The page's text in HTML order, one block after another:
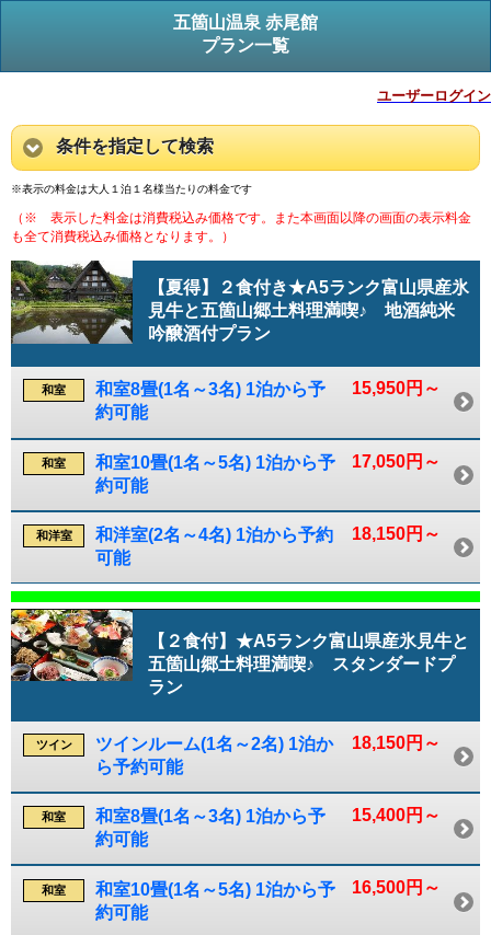
五箇山温泉 赤尾館
プラン一覧
ユーザーログイン
条件を指定して検索
※表示の料金は大人１泊１名様当たりの料金です
（※ 表示した料金は消費税込み価格です。また本画面以降の画面の表示料金
も全て消費税込み価格となります。）
【夏得】２食付き★A5ランク富山県産氷
見牛と五箇山郷土料理満喫♪ 地酒純米
吟醸酒付プラン
15,950円～
和室
和室8畳(1名～3名) 1泊から予
約可能
17,050円～
和室
和室10畳(1名～5名) 1泊から予
約可能
18,150円～
和洋室
和洋室(2名～4名) 1泊から予約
可能
【２食付】★A5ランク富山県産氷見牛と
五箇山郷土料理満喫♪ スタンダードプ
ラン
18,150円～
ツイン
ツインルーム(1名～2名) 1泊か
ら予約可能
15,400円～
和室
和室8畳(1名～3名) 1泊から予
約可能
16,500円～
和室
和室10畳(1名～5名) 1泊から予
約可能